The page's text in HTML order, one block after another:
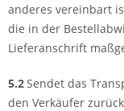
anderes vereinbart
die in der
Lieferanschrift
5.2Sendet das
den Verkäufer